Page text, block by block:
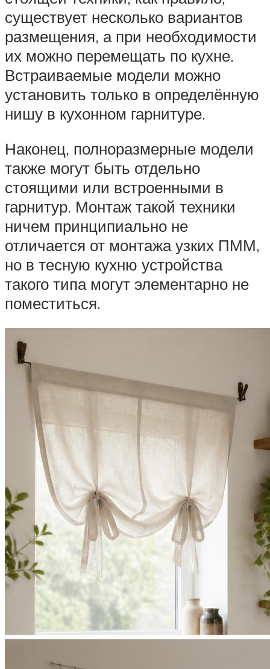
существует несколько вариантов
размещения, а при необходимости
их можно перемещать по кухне.
Встраиваемые модели можно
установить только в определённую
нишу в кухонном гарнитуре.
Наконец, полноразмерные модели
также могут быть отдельно
стоящими или встроенными в
гарнитур. Монтаж такой техники
ничем принципиально не
отличается от монтажа узких ПММ,
но в тесную кухню устройства
такого типа могут элементарно не
поместиться.